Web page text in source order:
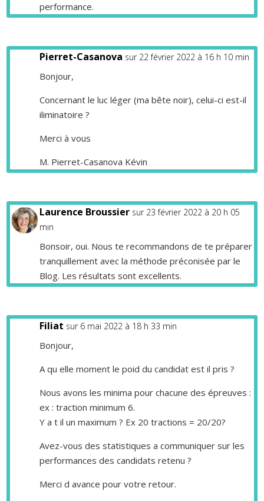
performance.
Pierret-Casanova sur 22 février 2022 à 16 h 10 min
Bonjour,
Concernant le luc léger (ma bête noir), celui-ci est-il
iliminatoire ?
Merci à vous
M. Pierret-Casanova Kévin
Laurence Broussier sur 23 février 2022 à 20 h 05
min
Bonsoir, oui. Nous te recommandons de te préparer
tranquillement avec la méthode préconisée par le
Blog. Les résultats sont excellents.
Filiat sur 6 mai 2022 à 18 h 33 min
Bonjour,
A qu elle moment le poid du candidat est il pris ?
Nous avons les minima pour chacune des épreuves :
ex : traction minimum 6.
Y a t il un maximum ? Ex 20 tractions = 20/20?
Avez-vous des statistiques a communiquer sur les
performances des candidats retenu ?
Merci d avance pour votre retour.